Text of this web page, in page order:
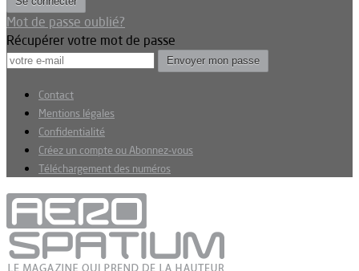
Mot de passe oublié?
Récupérer votre mot de passe
Contact
Mentions légales
Confidentialité
Créez un compte ou Abonnez-vous
Téléchargement des numéros